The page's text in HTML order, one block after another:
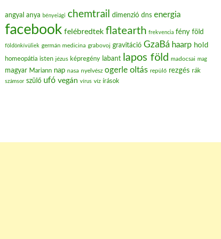
angyal anya bényeiági chemtrail dimenzió dns energia
facebook felébredtek flatearth frekvencia fény föld
földönkívüliek germán medicina grabovoj gravitáció GzaBá haarp hold
homeopátia isten jézus képregény labant lapos föld madocsai mag
magyar Mariann nap nasa nyelvész ogerle oltás repülő rezgés rák
számsor szülő ufó vegán vírus víz írások